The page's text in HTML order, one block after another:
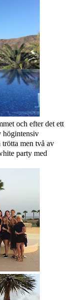
och efter det ett
högintensiv
men två av
party med